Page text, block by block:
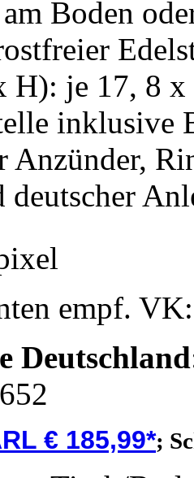
Boden
H): je 17, 8
inklusive
Anzünder,
deutscher
empf.
Deutschland
€ 185,99*;